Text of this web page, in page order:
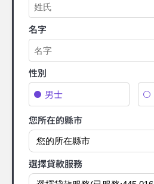
名字
性別
男士
您所在的縣市
選擇貸款服務